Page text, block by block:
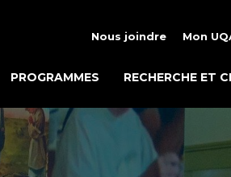
Nous joindre Mon
PROGRAMMES RECHERCHE ET